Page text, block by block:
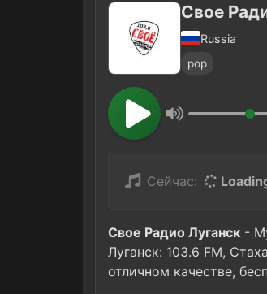
Свое
Russia
pop
Сейчас:
Свое Радио Луганск -
Луганск: 103.6 FM,
отличном качестве,